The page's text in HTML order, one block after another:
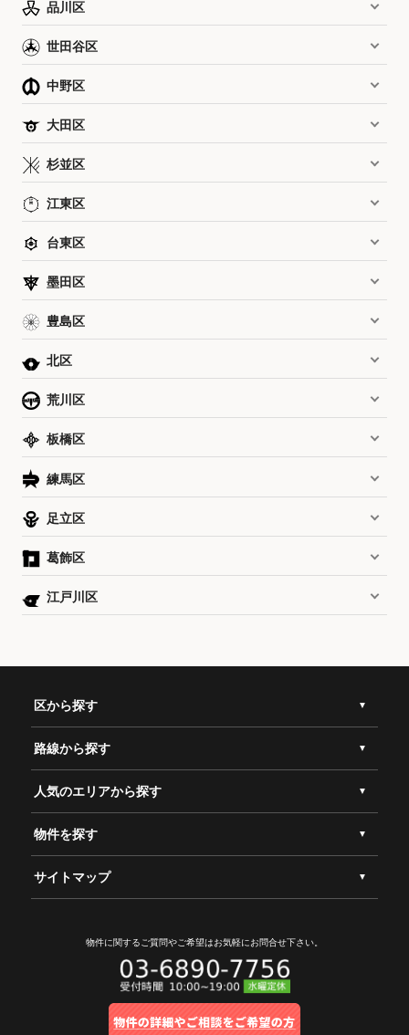
品川区
世田谷区
中野区
大田区
杉並区
江東区
台東区
墨田区
豊島区
北区
荒川区
板橋区
練馬区
足立区
葛飾区
江戸川区
区から探す
路線から探す
人気のエリアから探す
物件を探す
サイトマップ
物件に関するご質問やご希望はお気軽にお問合せ下さい。